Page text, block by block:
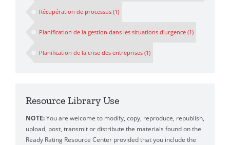
Récupération de processus (1)
Planification de la gestion dans les situations d'urgence (1)
Planification de la crise des entreprises (1)
Resource Library Use
NOTE:You are welcome to modify, copy, reproduce, republish,
upload, post, transmit or distribute the materials found on the
Ready Rating Resource Center provided that you include the